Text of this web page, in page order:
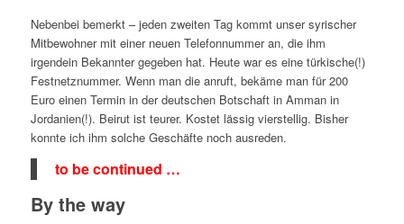
Nebenbei bemerkt – jeden zweiten Tag kommt unser syrischer
Mitbewohner mit einer neuen Telefonnummer an, die ihm
irgendein Bekannter gegeben hat. Heute war es eine türkische(!)
Festnetznummer. Wenn man die anruft, bekäme man für 200
Euro einen Termin in der deutschen Botschaft in Amman in
Jordanien(!). Beirut ist teurer. Kostet lässig vierstellig. Bisher
konnte ich ihm solche Geschäfte noch ausreden.
to be continued …
By the way